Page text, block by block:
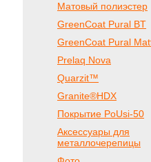
Матовый полиэстер
GreenCoat Pural BT
GreenCoat Pural
Prelaq Nova
Quarzit™
Granite®HDX
Покрытие PoUsi-50
Аксессуары для
металлочерепицы